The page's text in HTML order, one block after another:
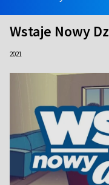
Wstaje Nowy
2021